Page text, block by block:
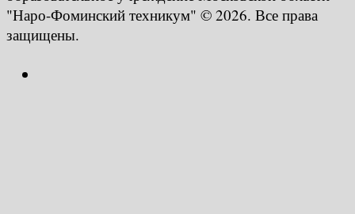
"Наро-Фоминский техникум" © 2026. Все права
защищены.